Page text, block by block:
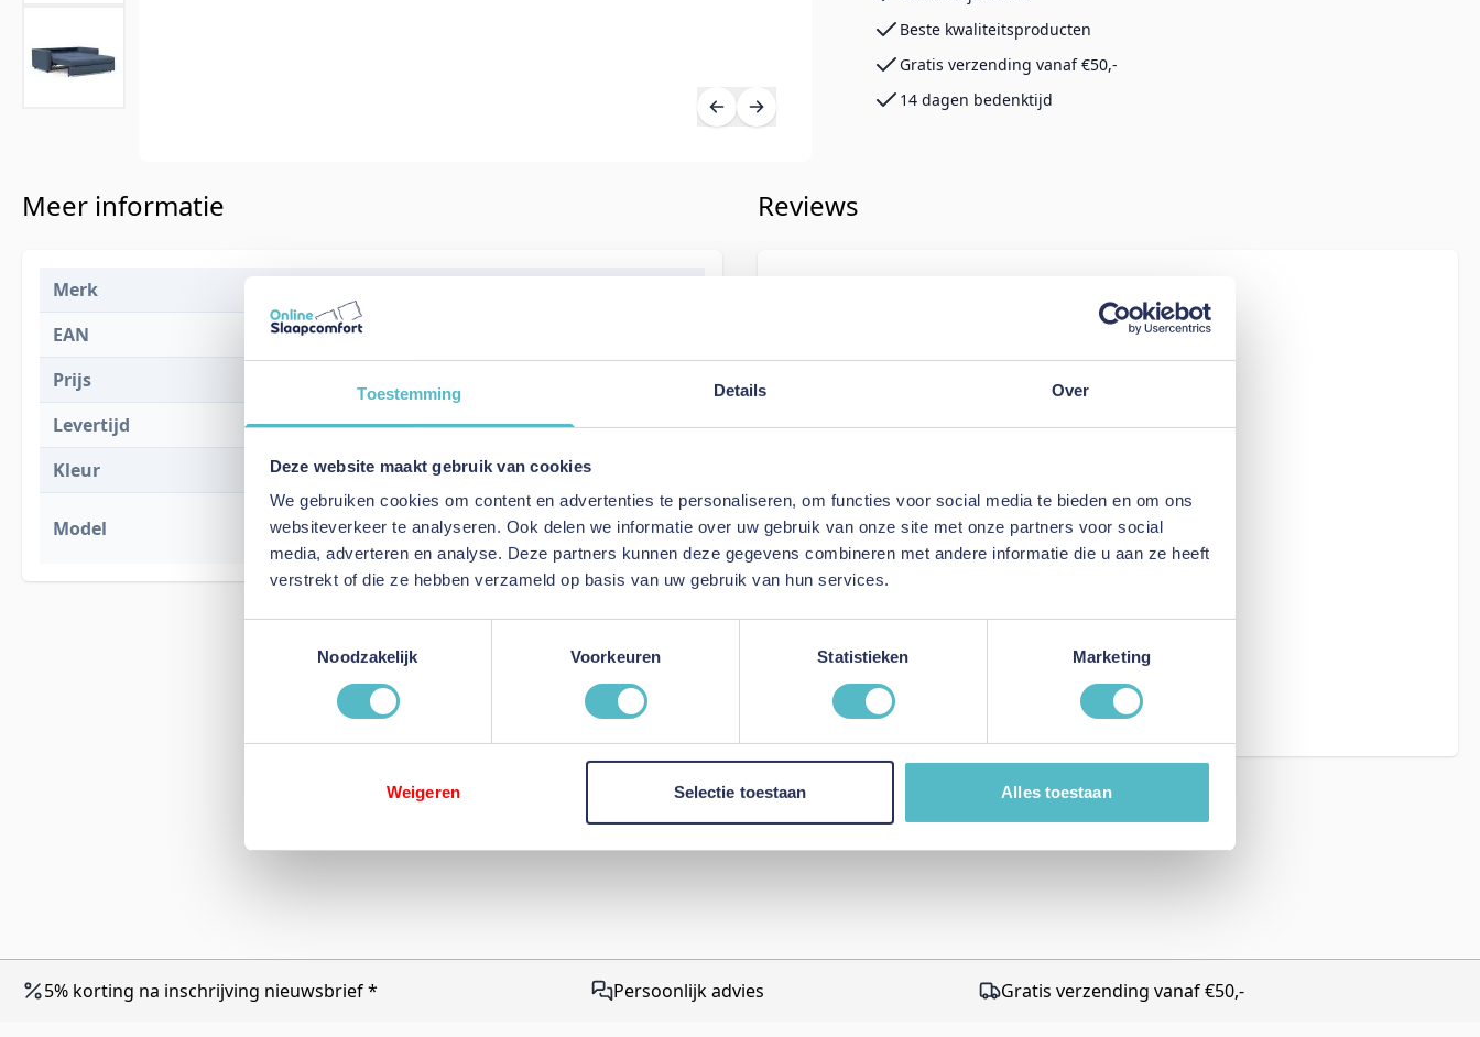
Toestemming Details Over
Deze website maakt gebruik van cookies
We gebruiken cookies om content en advertenties te personaliseren, om functies voor social media te bieden en om ons
websiteverkeer te analyseren. Ook delen we informatie over uw gebruik van onze site met onze partners voor social
media, adverteren en analyse. Deze partners kunnen deze gegevens combineren met andere informatie die u aan ze heeft
verstrekt of die ze hebben verzameld op basis van uw gebruik van hun services.
Noodzakelijk
Voorkeuren Statistieken Marketing
Weigeren Selectie toestaan Alles toestaan
Beste kwaliteitsproducten
Gratis verzending vanaf €50,-
14 dagen bedenktijd
Meer informatie
Merk
EAN
Prijs
Levertijd
8 weken
Kleur
302 Weda Blue
Model
Neah X 160 Sofa Bed with Standard
Arms
Reviews
Review
This form is protected by reCAPTCHA - the
Google Privacy Policy
Terms of Service
5% korting na inschrijving nieuwsbrief * Persoonlijk advies Gratis verzending vanaf €50,-